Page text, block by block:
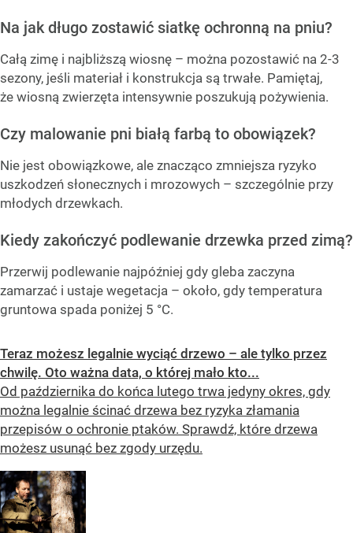
Na jak długo zostawić siatkę ochronną na pniu?
Całą zimę i najbliższą wiosnę – można pozostawić na 2-3
sezony, jeśli materiał i konstrukcja są trwałe. Pamiętaj,
że wiosną zwierzęta intensywnie poszukują pożywienia.
Czy malowanie pni białą farbą to obowiązek?
Nie jest obowiązkowe, ale znacząco zmniejsza ryzyko
uszkodzeń słonecznych i mrozowych – szczególnie przy
młodych drzewkach.
Kiedy zakończyć podlewanie drzewka przed zimą?
Przerwij podlewanie najpóźniej gdy gleba zaczyna
zamarzać i ustaje wegetacja – około, gdy temperatura
gruntowa spada poniżej 5 °C.
Teraz możesz legalnie wyciąć drzewo – ale tylko przez
chwilę. Oto ważna data, o której mało kto...
Od października do końca lutego trwa jedyny okres, gdy
można legalnie ścinać drzewa bez ryzyka złamania
przepisów o ochronie ptaków. Sprawdź, które drzewa
możesz usunąć bez zgody urzędu.